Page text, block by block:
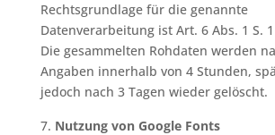
Rechtsgrundlage für die genannte
Datenverarbeitung ist Art. 6 Abs. 1 S.
Die gesammelten Rohdaten werden
Angaben innerhalb von 4 Stunden,
jedoch nach 3 Tagen wieder gelöscht.
Nutzung von Google Fonts